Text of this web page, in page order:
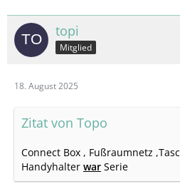
topi
Mitglied
18. August 2025
Zitat von Topo
Connect Box , Fußraumnetz
Handyhalter war Serie